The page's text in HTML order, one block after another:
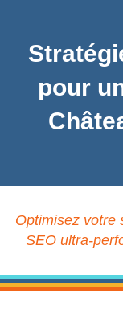
pour
Optimisez votre
SEO ultra-